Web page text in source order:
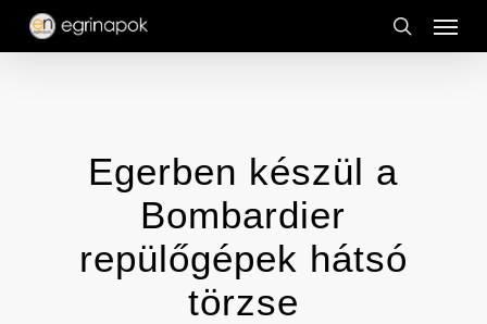
Skip
search
Menu
Egerben készül a
Bombardier
repülőgépek hátsó
törzse